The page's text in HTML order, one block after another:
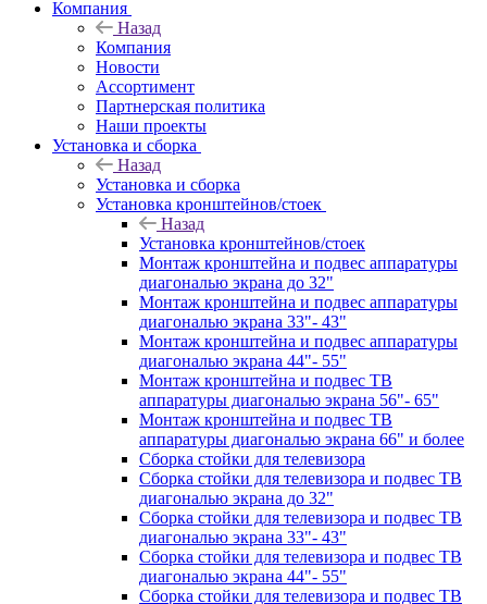
Компания
Назад
Компания
Новости
Ассортимент
Партнерская политика
Наши проекты
Установка и сборка
Назад
Установка и сборка
Установка кронштейнов/стоек
Назад
Установка кронштейнов/стоек
Монтаж кронштейна и подвес аппаратуры
диагональю экрана до 32"
Монтаж кронштейна и подвес аппаратуры
диагональю экрана 33"- 43"
Монтаж кронштейна и подвес аппаратуры
диагональю экрана 44"- 55"
Монтаж кронштейна и подвес ТВ
аппаратуры диагональю экрана 56"- 65"
Монтаж кронштейна и подвес ТВ
аппаратуры диагональю экрана 66" и более
Сборка стойки для телевизора
Сборка стойки для телевизора и подвес ТВ
диагональю экрана до 32"
Сборка стойки для телевизора и подвес ТВ
диагональю экрана 33"- 43"
Сборка стойки для телевизора и подвес ТВ
диагональю экрана 44"- 55"
Сборка стойки для телевизора и подвес ТВ